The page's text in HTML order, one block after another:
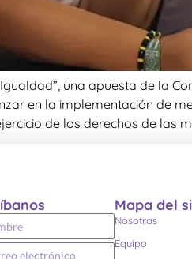
una apuesta de la
en la implementación de
de los derechos de las
Mapa del
Nosotras
Equipo